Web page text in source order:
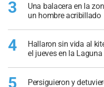
3
Una balacera en la
un hombre acribillado
4
Hallaron sin vida al
el jueves en la Laguna
Persiguieron y